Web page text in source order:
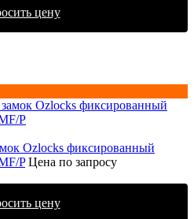
цену
Ozlocks фиксированный
P Цена по запросу
цену